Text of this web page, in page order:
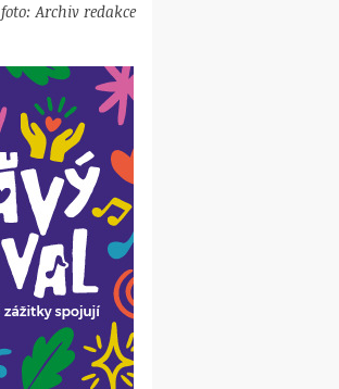
foto: Archiv redakce